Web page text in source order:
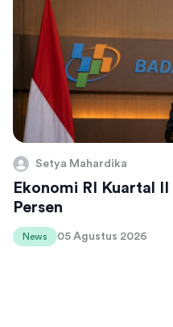
Setya Mahardika
Ekonomi RI Kuartal
Persen
News 05 Agustus 2026